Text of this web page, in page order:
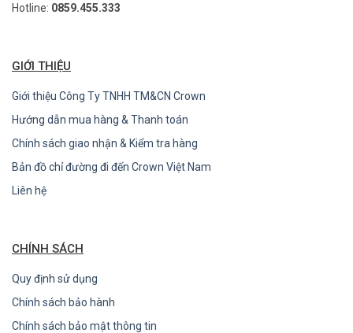
Hotline: 0859.455.333
GIỚI THIỆU
Giới thiệu Công Ty TNHH TM&CN Crown
Hướng dẫn mua hàng & Thanh toán
Chính sách giao nhận & Kiểm tra hàng
Bản đồ chỉ đường đi đến Crown Việt Nam
Liên hệ
CHÍNH SÁCH
Quy định sử dụng
Chính sách bảo hành
Chính sách bảo mật thông tin